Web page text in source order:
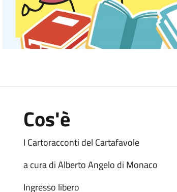
Cos'è
I Cartoracconti del Cartafavole
a cura di Alberto Angelo di Monaco
Ingresso libero